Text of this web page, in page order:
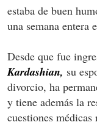
estaba de buen
una semana entera
Desde que fue
Kardashian, su
divorcio, ha
y tiene además la
cuestiones